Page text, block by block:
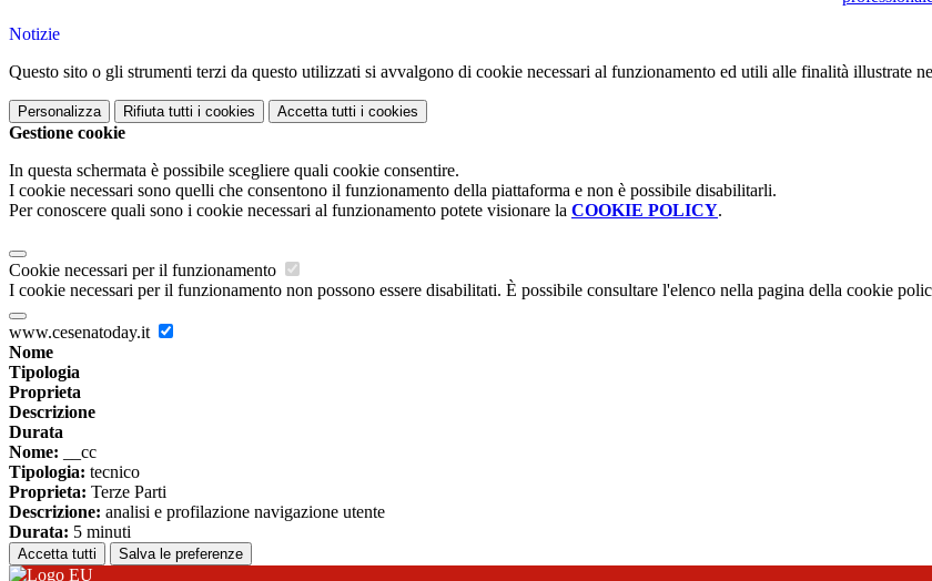
Notizie
Questo sito o gli strumenti terzi da questo utilizzati si avvalgono di cookie necessari al funzionamento ed utili alle finalità illustrate
Personalizza Rifiuta tutti i cookies Accetta tutti i cookies
Gestione cookie
In questa schermata è possibile scegliere quali cookie consentire.
I cookie necessari sono quelli che consentono il funzionamento della piattaforma e non è possibile disabilitarli.
Per conoscere quali sono i cookie necessari al funzionamento potete visionare la COOKIE POLICY.
Cookie necessari per il funzionamento
I cookie necessari per il funzionamento non possono essere disabilitati. È possibile consultare l'elenco nella pagina della cookie
www.cesenatoday.it
Nome
Tipologia
Proprieta
Descrizione
Durata
Nome: __cc
Tipologia: tecnico
Proprieta: Terze Parti
Descrizione: analisi e profilazione navigazione utente
Durata: 5 minuti
Accetta tutti Salva le preferenze